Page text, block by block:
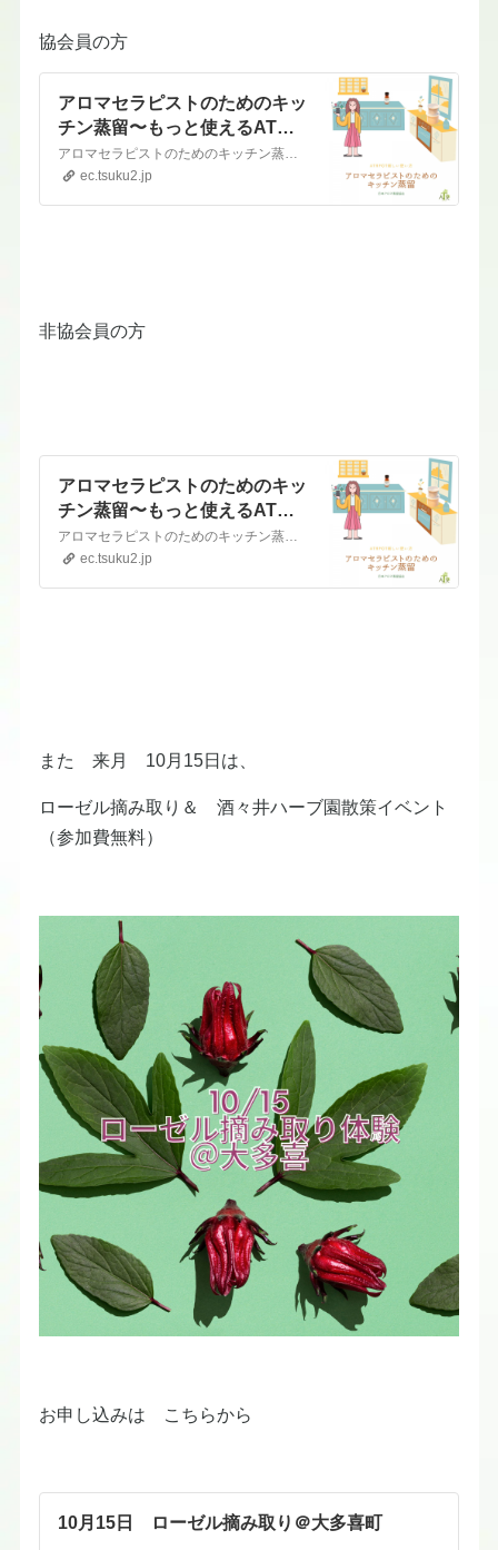
協会員の方
アロマセラピストのためのキッ
チン蒸留〜もっと使えるATRP
OT〜セミナー 蒸留に使える1
0種の香りブレンド付（協会員
用）
アロマセラピストのためのキッチン蒸留〜もっと使えるATRPOT〜日程：・10/28（土曜） オンライン（1ヶ月アーカイブ受講あり） 10時から12時半・10/30（月曜） 対面セミナー（麻布十番） 10時半から13時半一般価格： ４８４００円（税込）協会員価格 ： ４４４４０円（税込）代金には、受講料・テキスト・長島先生スペシャル香りブレンド８種・精油２…
ec.tsuku2.jp
非協会員の方
アロマセラピストのためのキッ
チン蒸留〜もっと使えるATRP
OT〜セミナー 蒸留に使える
８種の香りブレンド付 （一般
用）
アロマセラピストのためのキッチン蒸留〜もっと使えるATRPOT〜日程：・10/28（土曜） オンライン（1ヶ月アーカイブ受講あり） 10時から12時半・10/30（月曜） 対面セミナー（麻布十番） 10時半から13時半一般価格： ４８４００円（税込）協会員価格 ： ４４４４０円（税込）セミナー代金には、受講料・テキスト・長島先生スペシャル香りブレンド８種…
ec.tsuku2.jp
また 来月 10月15日は、
ローゼル摘み取り＆ 酒々井ハーブ園散策イベント
（参加費無料）
お申し込みは こちらから
10月15日 ローゼル摘み取り＠大多喜町